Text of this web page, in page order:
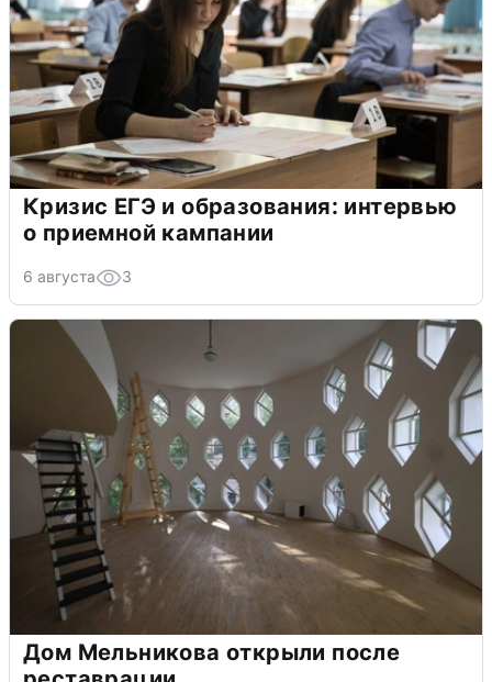
Кризис ЕГЭ и образования: интервью
о приемной кампании
6 августа 3
Дом Мельникова открыли после